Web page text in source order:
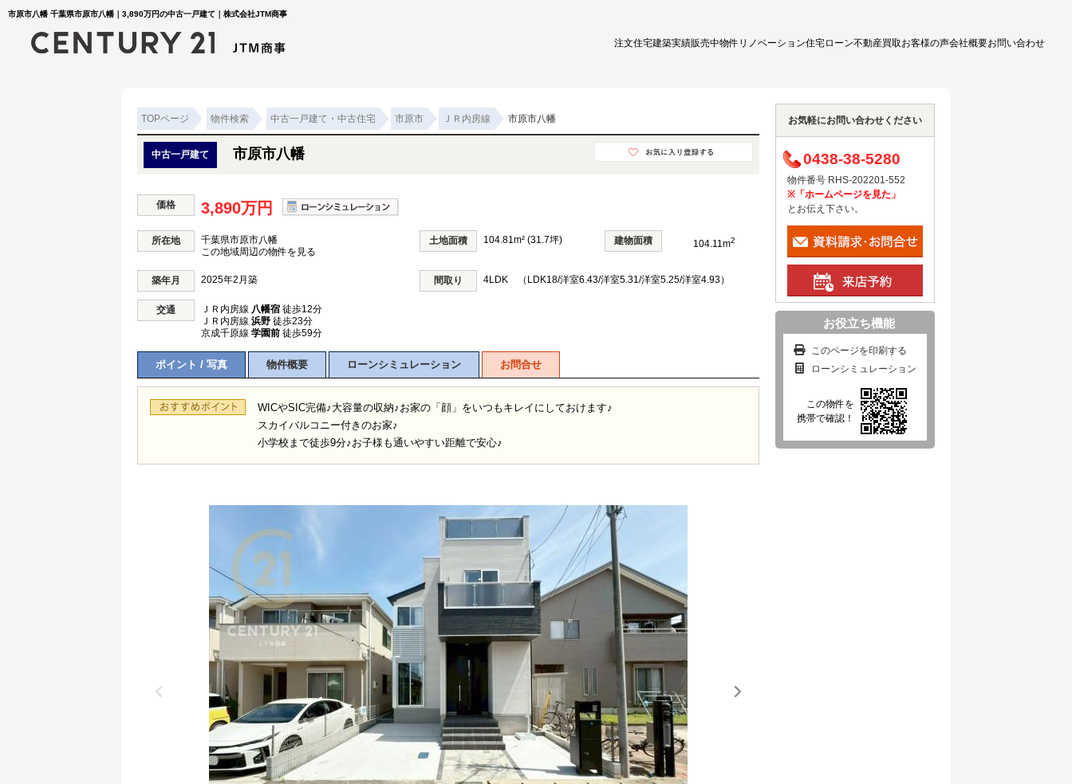
市原市八幡 千葉県市原市八幡｜3,890万円の中古一戸建て｜株式会社JTM商事
注文住宅建築実績販売中物件 リノベーション住宅ローン不動産買取お客様の声会社概要お問い合わせ
TOPページ 物件検索 中古一戸建て・中古住宅 市原市 ＪＲ内房線 市原市八幡
中古一戸建て 市原市八幡
価格 3,890万円
所在地
千葉県市原市八幡
この地域周辺の物件を見る
土地面積 104.81m² (31.7坪) 建物面積 104.11m2
築年月 2025年2月築 間取り 4LDK （LDK18/洋室6.43/洋室5.31/洋室5.25/洋室4.93）
交通 ＪＲ内房線 八幡宿 徒歩12分
ＪＲ内房線 浜野 徒歩23分
京成千原線 学園前 徒歩59分
ポイント / 写真 物件概要 ローンシミュレーション お問合せ
WICやSIC完備♪大容量の収納♪お家の「顔」をいつもキレイにしておけます♪
スカイバルコニー付きのお家♪
小学校まで徒歩9分♪お子様も通いやすい距離で安心♪
お気軽にお問い合わせください
0438-38-5280
物件番号 RHS-202201-552
※「ホームページを見た」
とお伝え下さい。
お役立ち機能
このページを印刷する
ローンシミュレーション
この物件を
携帯で確認！